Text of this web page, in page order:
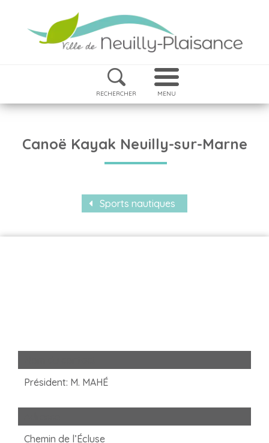
RECHERCHER MENU
Canoë Kayak Neuilly-sur-Marne
Sports nautiques
Président: M. MAHÉ
Chemin de l’Écluse